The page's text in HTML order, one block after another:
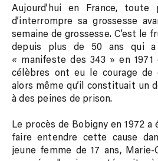
Aujourd’hui en France,
d’interrompre sa grossesse
semaine de grossesse. C’est le
depuis plus de 50 ans qui a
« manifeste des 343 » en 1971
célèbres ont eu le courage de
alors même qu’il constituait un
à des peines de prison.
Le procès de Bobigny en 1972
faire entendre cette cause
jeune femme de 17 ans,